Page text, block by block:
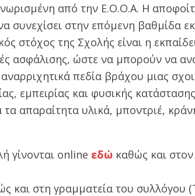
από την Ε.Ο.Ο.Α. Η
συνεχίσει στην επόμενη βαθμίδα
στόχος της Σχολής είναι η
ασφάλισης, ώστε να μπορούν να
πεδία βράχου μιας
εμπειρίας και φυσικής
απαραίτητα υλικά, μποντριέ,
γίνονται online εδώ καθώς και σ
και στη γραμματεία του συλλόγου